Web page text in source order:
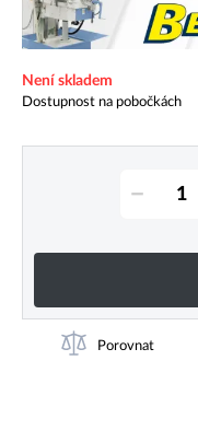
Není skladem
Dostupnost na pobočkách
–
Porovnat